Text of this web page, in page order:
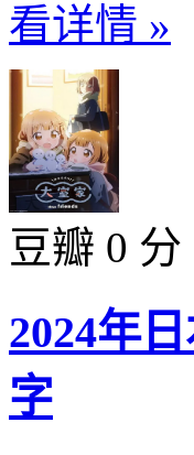
看详情 »
豆瓣 0 分
2024年
字